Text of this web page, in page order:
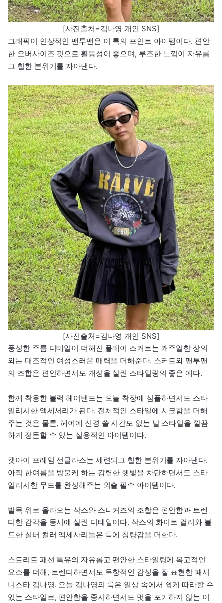
[사진출처=김나영 개인 SNS]
그래픽이 인상적인 맨투맨은 이 룩의 포인트 아이템이다. 편안
한 오버사이즈 핏으로 활동성이 좋으며, 루즈한 느낌이 자유롭
고 힙한 분위기를 자아낸다.
[사진출처=김나영 개인 SNS]
풍성한 주름 디테일이 더해진 플레어 스커트는 캐주얼한 상의
와는 대조적인 여성스러운 매력을 더해준다. 스커트와 맨투맨
의 조합은 편안하면서도 개성을 살린 스타일링의 좋은 예다.
함께 착용한 블랙 헤어밴드는 오늘 착장에 심플하면서도 스타
일리시한 액세서리가 된다. 전체적인 스타일에 시크함을 더해
주는 것은 물론, 헤어에 신경 쓸 시간도 없는 날 스타일을 깔끔
하게 정돈할 수 있는 실용적인 아이템이다.
캣아이 프레임 선글라스는 세련되고 힙한 분위기를 자아낸다.
아직 한여름을 방불케 하는 강렬한 햇빛을 차단하면서도 스타
일리시한 무드를 완성해주는 외출 필수 아이템이다.
발목 위로 올라오는 삭스와 스니커즈의 조합은 편안함과 트렌
디한 감각을 동시에 살린 디테일이다. 삭스의 화이트 컬러와 볼
드한 실버 컬러 액세사리들은 룩에 청량감을 더한다.
스트리트 패션 특유의 자유롭고 편안한 스타일링에 복고적인
요소를 더해, 트렌디하면서도 독창적인 감성을 잘 표현한 패셔
니스타 김나영. 오늘 김나영의 룩은 일상 속에서 쉽게 따라할 수
있는 스타일로, 편안함을 중시하면서도 멋을 포기하지 않는 이